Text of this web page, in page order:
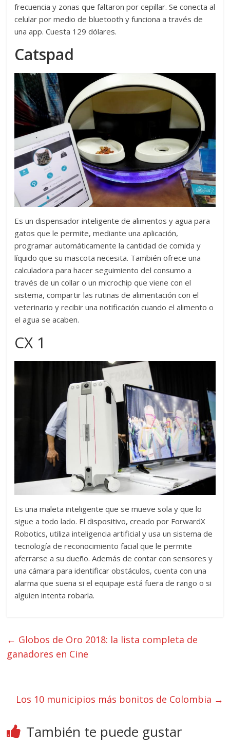
frecuencia y zonas que faltaron por cepillar. Se conecta al
celular por medio de bluetooth y funciona a través de
una app. Cuesta 129 dólares.
Catspad
Es un dispensador inteligente de alimentos y agua para
gatos que le permite, mediante una aplicación,
programar automáticamente la cantidad de comida y
líquido que su mascota necesita. También ofrece una
calculadora para hacer seguimiento del consumo a
través de un collar o un microchip que viene con el
sistema, compartir las rutinas de alimentación con el
veterinario y recibir una notificación cuando el alimento o
el agua se acaben.
CX 1
Es una maleta inteligente que se mueve sola y que lo
sigue a todo lado. El dispositivo, creado por ForwardX
Robotics, utiliza inteligencia artificial y usa un sistema de
tecnología de reconocimiento facial que le permite
aferrarse a su dueño. Además de contar con sensores y
una cámara para identificar obstáculos, cuenta con una
alarma que suena si el equipaje está fuera de rango o si
alguien intenta robarla.
← Globos de Oro 2018: la lista completa de
ganadores en Cine
Los 10 municipios más bonitos de Colombia →
También te puede gustar